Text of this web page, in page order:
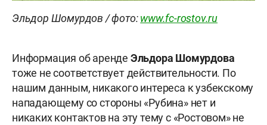
Эльдор Шомурдов / фото:www.fc-rostov.ru
Информация об аренде Эльдора Шомурдова
тоже не соответствует действительности. По
нашим данным, никакого интереса к узбекскому
нападающему со стороны «Рубина» нет и
никаких контактов на эту тему с «Ростовом» не